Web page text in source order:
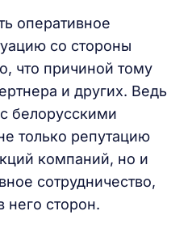
оперативное
со стороны
что причиной тому
и других. Ведь
белорусскими
только репутацию
компаний, но и
сотрудничество,
него сторон.